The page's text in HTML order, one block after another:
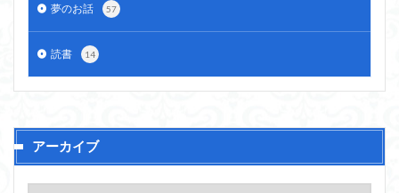
夢のお話 57
読書 14
アーカイブ